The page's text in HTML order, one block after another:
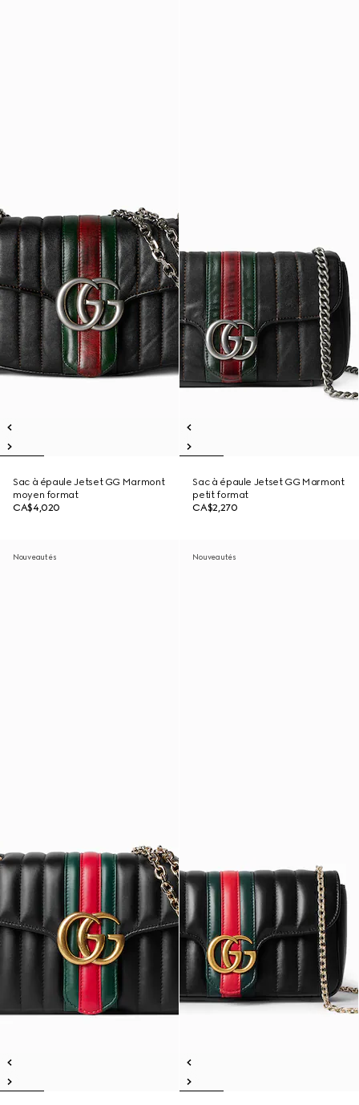
Sac à épaule Jetset GG Marmont
moyen format
CA$4,020
Sac à épaule Jetset GG Marmont
petit format
CA$2,270
Nouveautés Nouveautés